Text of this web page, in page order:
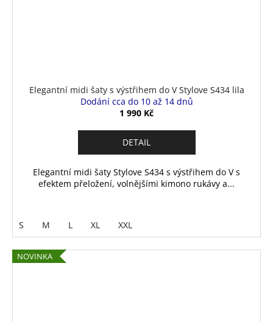
Elegantní midi šaty s výstřihem do V Stylove S434 lila
Dodání cca do 10 až 14 dnů
1 990 Kč
DETAIL
Elegantní midi šaty Stylove S434 s výstřihem do V s
efektem přeložení, volnějšími kimono rukávy a...
S M L XL XXL
NOVINKA